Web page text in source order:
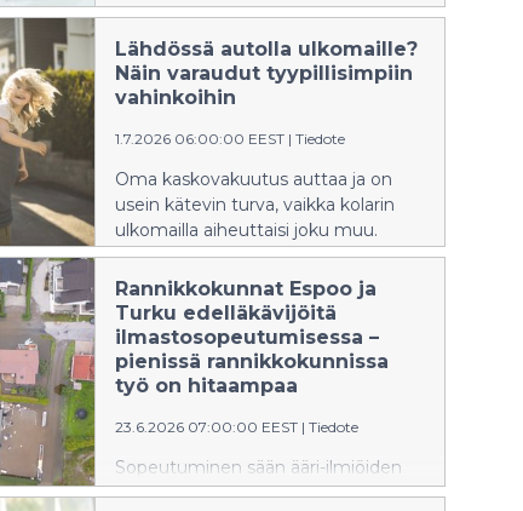
enemmän huolissaan
taloustilanteen vaikutuksista
lastensa tulevaisuuteen kuin muissa
Pohjoismaissa. Huoli sosiaalisen
yhdistää pohjoismaisia vanhempia.
Lähdössä autolla ulkomaille?
Näin varaudut tyypillisimpiin
vahinkoihin
1.7.2026 06:00:00 EEST | Tiedote
Oma kaskovakuutus auttaa ja on
usein kätevin turva, vaikka kolarin
ulkomailla aiheuttaisi joku muu.
Rannikkokunnat Espoo ja
Turku edelläkävijöitä
ilmastosopeutumisessa –
pienissä rannikkokunnissa
työ on hitaampaa
23.6.2026 07:00:00 EEST | Tiedote
Sopeutuminen sään ääri-ilmiöiden
voimistumiseen etenee Suomessa